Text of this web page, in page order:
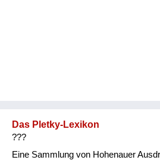
Das Pletky-Lexikon
???
Eine Sammlung von Hohenauer